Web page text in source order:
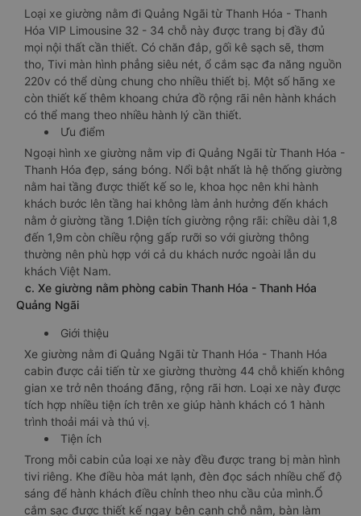
Loại xe giường nằm đi Quảng Ngãi từ Thanh Hóa - Thanh
Hóa VIP Limousine 32 - 34 chỗ này được trang bị đầy đủ
mọi nội thất cần thiết. Có chăn đắp, gối kê sạch sẽ, thơm
tho, Tivi màn hình phẳng siêu nét, ổ cắm sạc đa năng nguồn
220v có thể dùng chung cho nhiều thiết bị. Một số hãng xe
còn thiết kế thêm khoang chứa đồ rộng rãi nên hành khách
có thể mang theo nhiều hành lý cần thiết.
Ưu điểm
Ngoại hình xe giường nằm vip đi Quảng Ngãi từ Thanh Hóa -
Thanh Hóa đẹp, sáng bóng. Nổi bật nhất là hệ thống giường
nằm hai tầng được thiết kế so le, khoa học nên khi hành
khách bước lên tầng hai không làm ảnh hưởng đến khách
nằm ở giường tầng 1.Diện tích giường rộng rãi: chiều dài 1,8
đến 1,9m còn chiều rộng gấp rưỡi so với giường thông
thường nên phù hợp với cả du khách nước ngoài lẫn du
khách Việt Nam.
c. Xe giường nằm phòng cabin Thanh Hóa - Thanh Hóa
Quảng Ngãi
Giới thiệu
Xe giường nằm đi Quảng Ngãi từ Thanh Hóa - Thanh Hóa
cabin được cải tiến từ xe giường thường 44 chỗ khiến không
gian xe trở nên thoáng đãng, rộng rãi hơn. Loại xe này được
tích hợp nhiều tiện ích trên xe giúp hành khách có 1 hành
trình thoải mái và thú vị.
Tiện ích
Trong mỗi cabin của loại xe này đều được trang bị màn hình
tivi riêng. Khe điều hòa mát lạnh, đèn đọc sách nhiều chế độ
sáng để hành khách điều chỉnh theo nhu cầu của mình.Ổ
cắm sạc được thiết kế ngay bên cạnh chỗ nằm, bàn làm